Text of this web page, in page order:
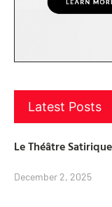
Latest Posts
Le Théâtre
December 2, 2025